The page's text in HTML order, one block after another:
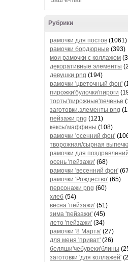
Рубрики
рамочки для постов (1061)
рамочки бордюрные (393)
мои рамочки с коллажом
декоративные элементы
девушки png (194)
рамочки 'цветочный фон'
пирожки'булочки'пироги
торты'пирожные'печенье
заготовки,элементы png
пейзажи png (121)
кексы'маффины (108)
рамочки 'осенний фон'
творожная/сырная
рамочки для поздравлений
осень 'пейзажи' (68)
рамочки 'весенний фон'
рамочки 'Рождество' (65)
персонажи png (60)
хлеб (54)
весна 'пейзажи' (51)
зима 'пейзажи' (45)
лето 'пейзажи' (34)
рамочки '8 Марта' (27)
для меня 'приват' (26)
беляши'чебуреки'блины
заготовки 'для коллажей'